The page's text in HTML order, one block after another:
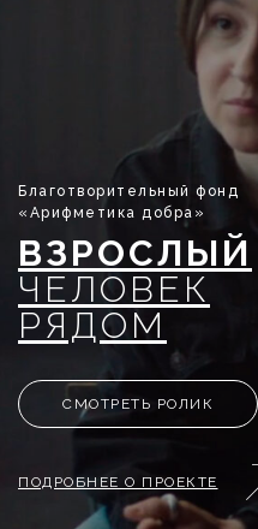
ВЗРОСЛЫЙ
ЧЕЛОВЕК
РЯДОМ
ПОДРОБНЕЕ О ПРОЕКТЕ
Благотворительный фонд
«Арифметика добра»
СМОТРЕТЬ РОЛИК